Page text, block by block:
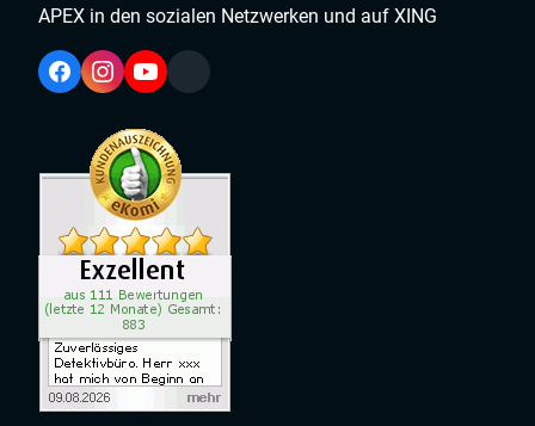
APEX in den sozialen Netzwerken und auf XING